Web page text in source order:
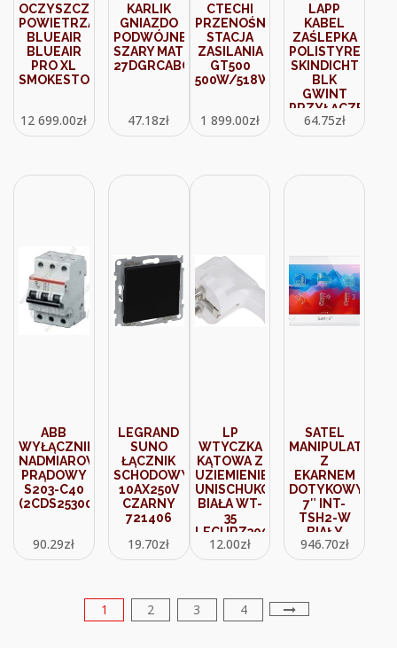
OCZYSZCZACZ
POWIETRZA
BLUEAIR
BLUEAIR
PRO XL
SMOKESTOP
12 699.00zł
KARLIK
GNIAZDO
PODWÓJNE
SZARY MAT
27DGRCABO2
47.18zł
CTECHI
PRZENOŚNA
STACJA
ZASILANIA
GT500
500W/518WH
1 899.00zł
LAPP
KABEL
ZAŚLEPKA
SKINDICHT
BLK
GWINT
PG11 IP54
JANOSZARA
64.75zł
ABB
WYŁĄCZNIK
NADMIAROWO-
PRĄDOWY
S203-C40
(2CDS253001R0404)
90.29zł
LEGRAND
SUNO
ŁĄCZNIK
SCHODOWY
10AX250V
CZARNY
721406
19.70zł
LP
WTYCZKA
KĄTOWA Z
UZIEMIENIEM
UNISCHUKO
BIAŁA WT-
35
LECURZ3004
12.00zł
SATEL
MANIPULATOR
Z
EKARNEM
DOTYKOWYM
7″ INT-
TSH2-W
BIAŁY
(INTTSH2W)
946.70zł
1 2 3 4